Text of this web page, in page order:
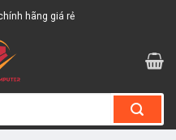
hãng giá rẻ